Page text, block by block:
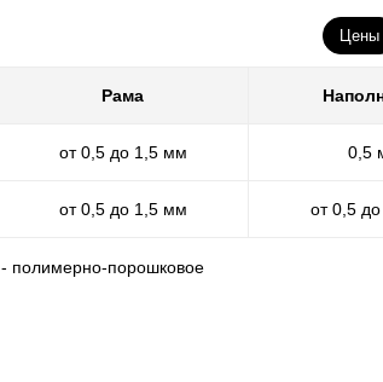
Цены
Рама
от 0,5 до 1,5 мм 0,5
от 0,5 до 1,5 мм от 0,5
полимерно-порошковое